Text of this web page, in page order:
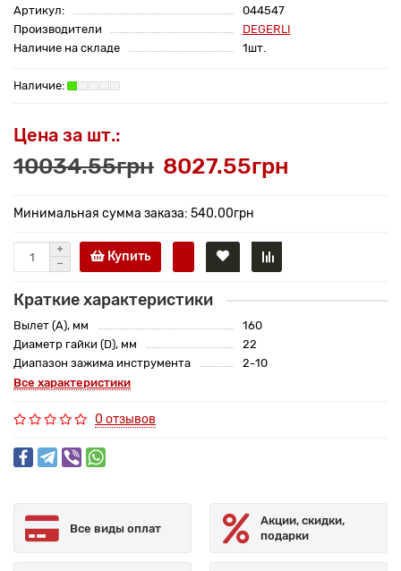
Артикул:
044547
Производители
DEGERLI
Наличие на складе
1шт.
Цена за шт.:
10034.55грн 8027.55грн
Минимальная сумма заказа: 540.00грн
Купить
Краткие характеристики
Вылет (A), мм
160
Диаметр гайки (D), мм
22
Диапазон зажима инструмента
2-10
Все характеристики
0 отзывов
Все виды оплат
Акции, скидки,
подарки